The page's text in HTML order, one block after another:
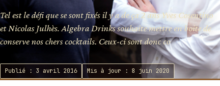
Tel est le défi que se sont fixés il y a de ça 2 ans Yves Cosentino
et Nicolas Julhès. Algebra Drinks souhaite mettre en boite de
conserve nos chers cocktails. Ceux-ci sont donc co
Publié : 3 avril 2016 Mis à jour : 8 juin 2020